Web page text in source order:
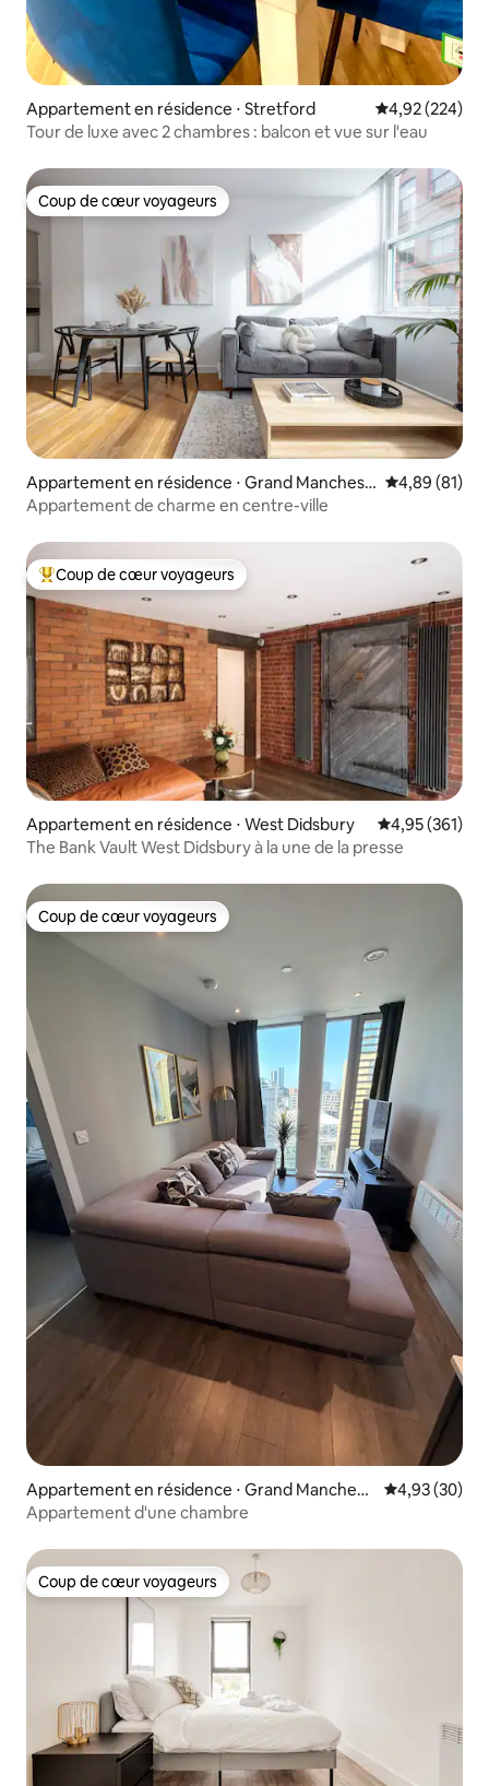
Appartement en résidence ⋅ Stretford Évaluation
4,92 (224)
Tour de luxe avec 2 chambres : balcon et vue sur l'eau
Coup de cœur voyageurs
Coup de cœur voyageurs
Appartement en résidence ⋅ Grand Manchest
er
Évaluation
4,89 (81)
Appartement de charme en centre-ville
Coups de cœur voyageurs les plus appréciés
Coup de cœur voyageurs
Appartement en résidence ⋅ West Didsbury Évaluation
4,95 (361)
The Bank Vault West Didsbury à la une de la presse
Coup de cœur voyageurs
Coup de cœur voyageurs
Appartement en résidence ⋅ Grand Manchest
er
Évaluation
4,93 (30)
Appartement d'une chambre
Coup de cœur voyageurs
Coup de cœur voyageurs